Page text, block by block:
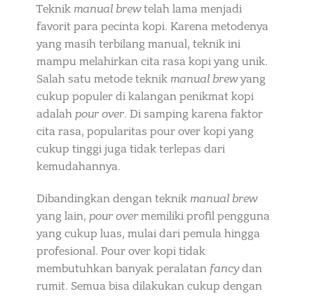
Teknik manual brewtelah lama menjadi
favorit para pecinta kopi. Karena metodenya
yang masih terbilang manual, teknik ini
mampu melahirkan cita rasa kopi yang unik.
Salah satu metode teknik manual brewyang
cukup populer di kalangan penikmat kopi
adalah pour over. Di samping karena faktor
cita rasa, popularitas pour over kopi yang
cukup tinggi juga tidak terlepas dari
kemudahannya.
Dibandingkan dengan teknik manual brew
yang lain, pour overmemiliki profil pengguna
yang cukup luas, mulai dari pemula hingga
profesional. Pour over kopi tidak
membutuhkan banyak peralatan fancydan
rumit. Semua bisa dilakukan cukup dengan